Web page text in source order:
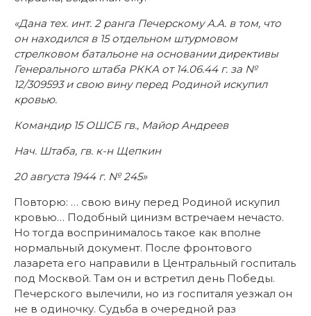
«Дана тех. инт. 2 ранга Печерскому А.А. в том, что
он находился в 15 отдельном штурмовом
стрелковом батальоне на основании директивы
Генерального штаба РККА от 14.06.44 г. за №
12/309593 и свою вину перед Родиной искупил
кровью.
Командир 15 ОШСБ гв., Майор Андреев
Нач. Штаба, гв. к-н Щепкин
20 августа 1944 г. № 245»
Повторю: … свою вину перед Родиной искупил
кровью… Подобный цинизм встречаем нечасто.
Но тогда воспринималось такое как вполне
нормальный документ. После фронтового
лазарета его направили в Центральный госпиталь
под Москвой. Там он и встретил день Победы.
Печерского вылечили, но из госпиталя уезжал он
не в одиночку. Судьба в очередной раз